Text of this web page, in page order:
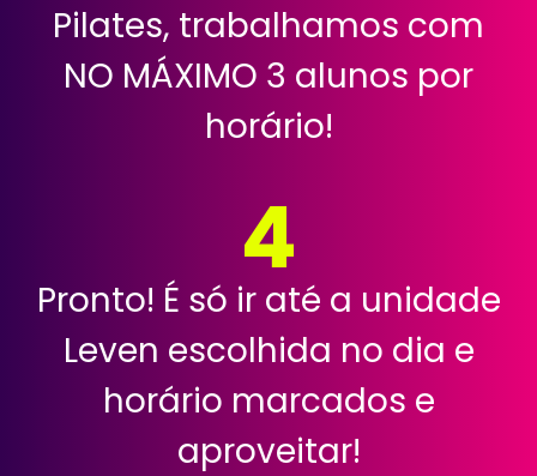
Pilates, trabalhamos com
NO MÁXIMO 3 alunos por
horário!
4
Pronto! É só ir até a unidade
Leven escolhida no dia e
horário marcados e
aproveitar!